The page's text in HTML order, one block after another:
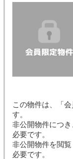
この物件は、「
す。
非公開物件につ
必要です。
非公開物件を閲
必要です。